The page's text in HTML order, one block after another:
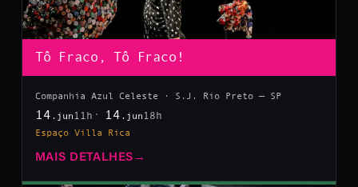
Tô Fraco, Tô Fraco!
Companhia Azul Celeste · S.J. Rio Preto — SP
14 .jun 11h 14 .jun 18h
Espaço Villa Rica
MAIS DETALHES →